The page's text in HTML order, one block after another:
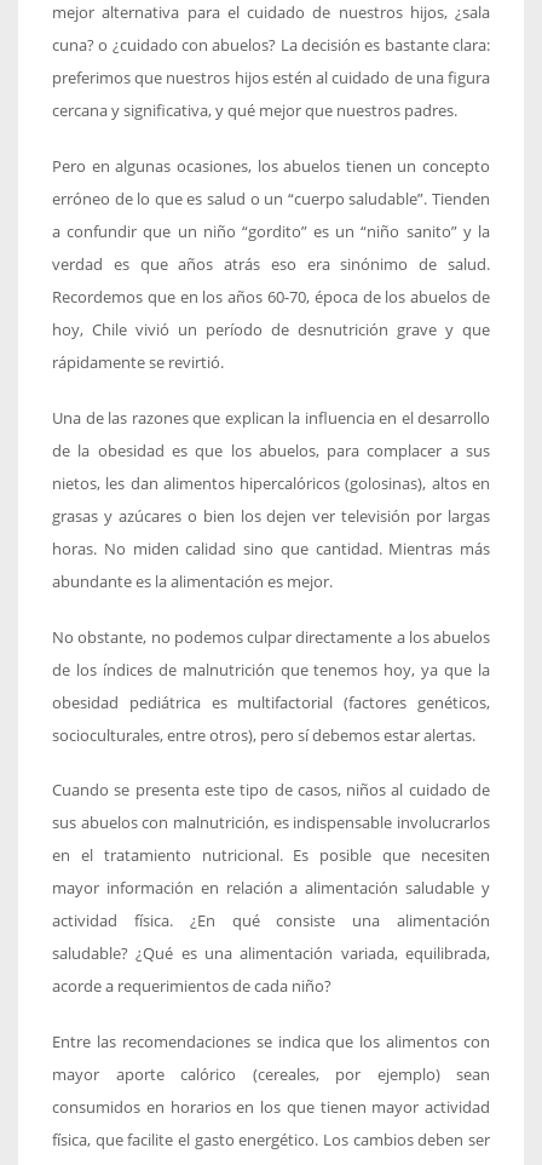
mejor alternativa para el cuidado de nuestros hijos, ¿sala
cuna? o ¿cuidado con abuelos? La decisión es bastante clara:
preferimos que nuestros hijos estén al cuidado de una figura
cercana y significativa, y qué mejor que nuestros padres.
Pero en algunas ocasiones, los abuelos tienen un concepto
erróneo de lo que es salud o un “cuerpo saludable”. Tienden
a confundir que un niño “gordito” es un “niño sanito” y la
verdad es que años atrás eso era sinónimo de salud.
Recordemos que en los años 60-70, época de los abuelos de
hoy, Chile vivió un período de desnutrición grave y que
rápidamente se revirtió.
Una de las razones que explican la influencia en el desarrollo
de la obesidad es que los abuelos, para complacer a sus
nietos, les dan alimentos hipercalóricos (golosinas), altos en
grasas y azúcares o bien los dejen ver televisión por largas
horas. No miden calidad sino que cantidad. Mientras más
abundante es la alimentación es mejor.
No obstante, no podemos culpar directamente a los abuelos
de los índices de malnutrición que tenemos hoy, ya que la
obesidad pediátrica es multifactorial (factores genéticos,
socioculturales, entre otros), pero sí debemos estar alertas.
Cuando se presenta este tipo de casos, niños al cuidado de
sus abuelos con malnutrición, es indispensable involucrarlos
en el tratamiento nutricional. Es posible que necesiten
mayor información en relación a alimentación saludable y
actividad física. ¿En qué consiste una alimentación
saludable? ¿Qué es una alimentación variada, equilibrada,
acorde a requerimientos de cada niño?
Entre las recomendaciones se indica que los alimentos con
mayor aporte calórico (cereales, por ejemplo) sean
consumidos en horarios en los que tienen mayor actividad
física, que facilite el gasto energético. Los cambios deben ser